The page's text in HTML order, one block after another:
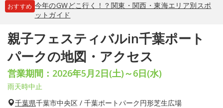
おすすめ 今年のGWどこ行く！？関東・関西・東海エリア別スポ
ットガイド
親子フェスティバルin千葉ポート
パークの地図・アクセス
営業期間：2026年5月2日(土)～6日(水)
雨天時中止
千葉県千葉市中央区 / 千葉ポートパーク円形芝生広場